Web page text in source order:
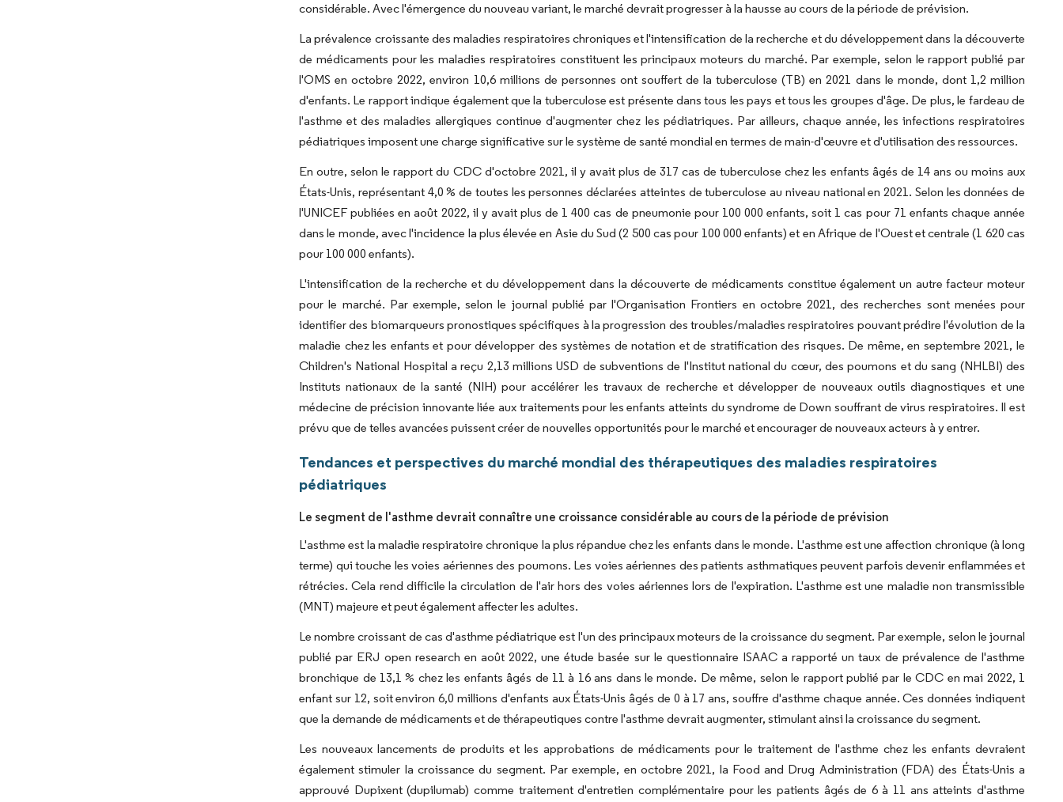
considérable. Avec l'émergence du nouveau variant, le marché devrait progresser à la hausse au cours de la période de prévision.
La prévalence croissante des maladies respiratoires chroniques et l'intensification de la recherche et du développement dans la découverte
de médicaments pour les maladies respiratoires constituent les principaux moteurs du marché. Par exemple, selon le rapport publié par
l'OMS en octobre 2022, environ 10,6 millions de personnes ont souffert de la tuberculose (TB) en 2021 dans le monde, dont 1,2 million
d'enfants. Le rapport indique également que la tuberculose est présente dans tous les pays et tous les groupes d'âge. De plus, le fardeau de
l'asthme et des maladies allergiques continue d'augmenter chez les pédiatriques. Par ailleurs, chaque année, les infections respiratoires
pédiatriques imposent une charge significative sur le système de santé mondial en termes de main-d'œuvre et d'utilisation des ressources.
En outre, selon le rapport du CDC d'octobre 2021, il y avait plus de 317 cas de tuberculose chez les enfants âgés de 14 ans ou moins aux
États-Unis, représentant 4,0 % de toutes les personnes déclarées atteintes de tuberculose au niveau national en 2021. Selon les données de
l'UNICEF publiées en août 2022, il y avait plus de 1 400 cas de pneumonie pour 100 000 enfants, soit 1 cas pour 71 enfants chaque année
dans le monde, avec l'incidence la plus élevée en Asie du Sud (2 500 cas pour 100 000 enfants) et en Afrique de l'Ouest et centrale (1 620 cas
pour 100 000 enfants).
L'intensification de la recherche et du développement dans la découverte de médicaments constitue également un autre facteur moteur
pour le marché. Par exemple, selon le journal publié par l'Organisation Frontiers en octobre 2021, des recherches sont menées pour
identifier des biomarqueurs pronostiques spécifiques à la progression des troubles/maladies respiratoires pouvant prédire l'évolution de la
maladie chez les enfants et pour développer des systèmes de notation et de stratification des risques. De même, en septembre 2021, le
Children's National Hospital a reçu 2,13 millions USD de subventions de l'Institut national du cœur, des poumons et du sang (NHLBI) des
Instituts nationaux de la santé (NIH) pour accélérer les travaux de recherche et développer de nouveaux outils diagnostiques et une
médecine de précision innovante liée aux traitements pour les enfants atteints du syndrome de Down souffrant de virus respiratoires. Il est
prévu que de telles avancées puissent créer de nouvelles opportunités pour le marché et encourager de nouveaux acteurs à y entrer.
Tendances et perspectives du marché mondial des thérapeutiques des maladies respiratoires
pédiatriques
Le segment de l'asthme devrait connaître une croissance considérable au cours de la période de prévision
L'asthme est la maladie respiratoire chronique la plus répandue chez les enfants dans le monde. L'asthme est une affection chronique (à long
terme) qui touche les voies aériennes des poumons. Les voies aériennes des patients asthmatiques peuvent parfois devenir enflammées et
rétrécies. Cela rend difficile la circulation de l'air hors des voies aériennes lors de l'expiration. L'asthme est une maladie non transmissible
(MNT) majeure et peut également affecter les adultes.
Le nombre croissant de cas d'asthme pédiatrique est l'un des principaux moteurs de la croissance du segment. Par exemple, selon le journal
publié par ERJ open research en août 2022, une étude basée sur le questionnaire ISAAC a rapporté un taux de prévalence de l'asthme
bronchique de 13,1 % chez les enfants âgés de 11 à 16 ans dans le monde. De même, selon le rapport publié par le CDC en mai 2022, 1
enfant sur 12, soit environ 6,0 millions d'enfants aux États-Unis âgés de 0 à 17 ans, souffre d'asthme chaque année. Ces données indiquent
que la demande de médicaments et de thérapeutiques contre l'asthme devrait augmenter, stimulant ainsi la croissance du segment.
Les nouveaux lancements de produits et les approbations de médicaments pour le traitement de l'asthme chez les enfants devraient
également stimuler la croissance du segment. Par exemple, en octobre 2021, la Food and Drug Administration (FDA) des États-Unis a
approuvé Dupixent (dupilumab) comme traitement d'entretien complémentaire pour les patients âgés de 6 à 11 ans atteints d'asthme